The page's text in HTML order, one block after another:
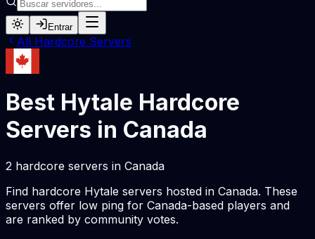
Entrar
All Hardcore Servers
Best Hytale Hardcore
Servers in Canada
2 hardcore servers in Canada
Find hardcore Hytale servers hosted in Canada. These
servers offer low ping for Canada-based players and
are ranked by community votes.